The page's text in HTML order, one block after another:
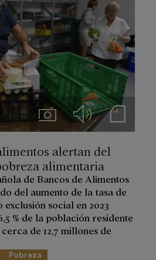
ImágenesAudios Notas de prensa
alertan del
alimentaria
de Bancos de Alimentos
del aumento de la tasa de
social en 2023
% de la población residente
de 12,7 millones de
Pobreza